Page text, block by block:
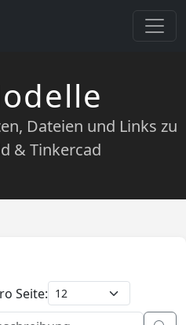
Dateien und Links zu
& Tinkercad
Seite: